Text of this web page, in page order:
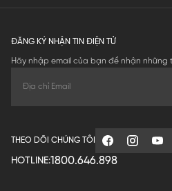
ĐĂNG KÝ NHẬN TIN ĐIỆN TỬ
Hãy nhập email của bạn để nhận
THEO DÕI CHÚNG TÔI
HOTLINE:1800.646.898